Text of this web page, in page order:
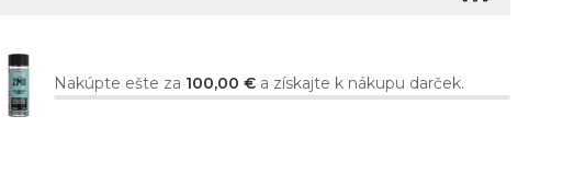
Nakúpte ešte za 100,00 € a získajte k nákupu darček.